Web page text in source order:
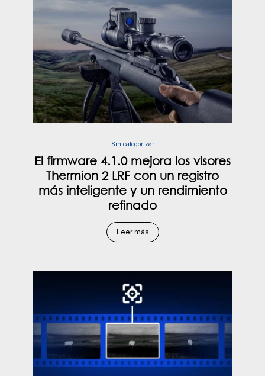
Sin categorizar
El firmware 4.1.0 mejora los visores
Thermion 2 LRF con un registro
más inteligente y un rendimiento
refinado
Leer más